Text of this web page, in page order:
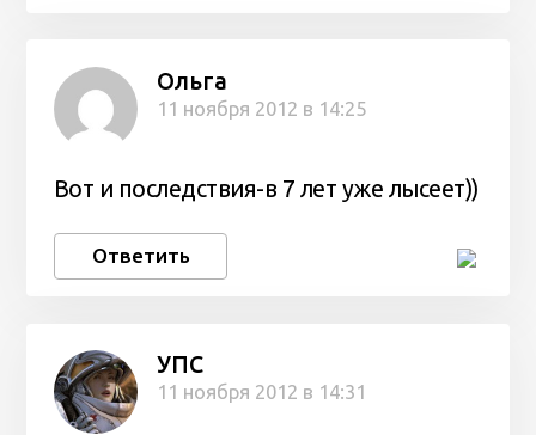
Ольга
11 ноября 2012 в 14:25
Вот и последствия-в 7 лет уже лысеет))
Ответить
УПС
11 ноября 2012 в 14:31